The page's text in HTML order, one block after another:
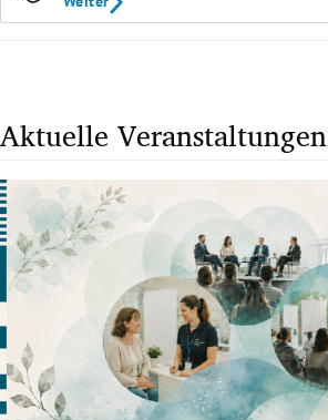
Aktuelle Veranstaltungen